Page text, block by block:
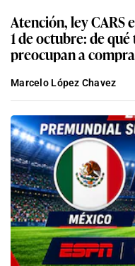
Atención, ley CARS
1 de octubre: de
preocupan a
Marcelo López Chavez